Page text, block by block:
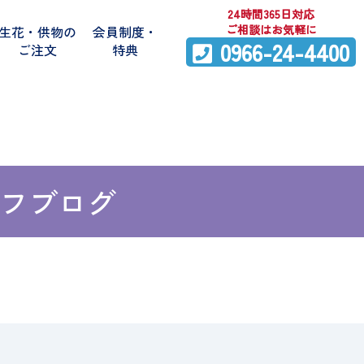
花・供物の
ご注文
会員制度・
特典
24時間365日対応
ご相談はお気軽に
0966-24-4400
ブログ